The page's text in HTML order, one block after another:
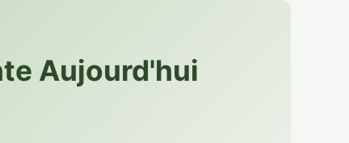
Aujourd'hui